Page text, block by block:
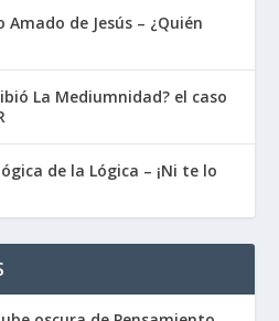
de Jesús – ¿Quién
La Mediumnidad? el caso
de la Lógica – ¡Ni te lo